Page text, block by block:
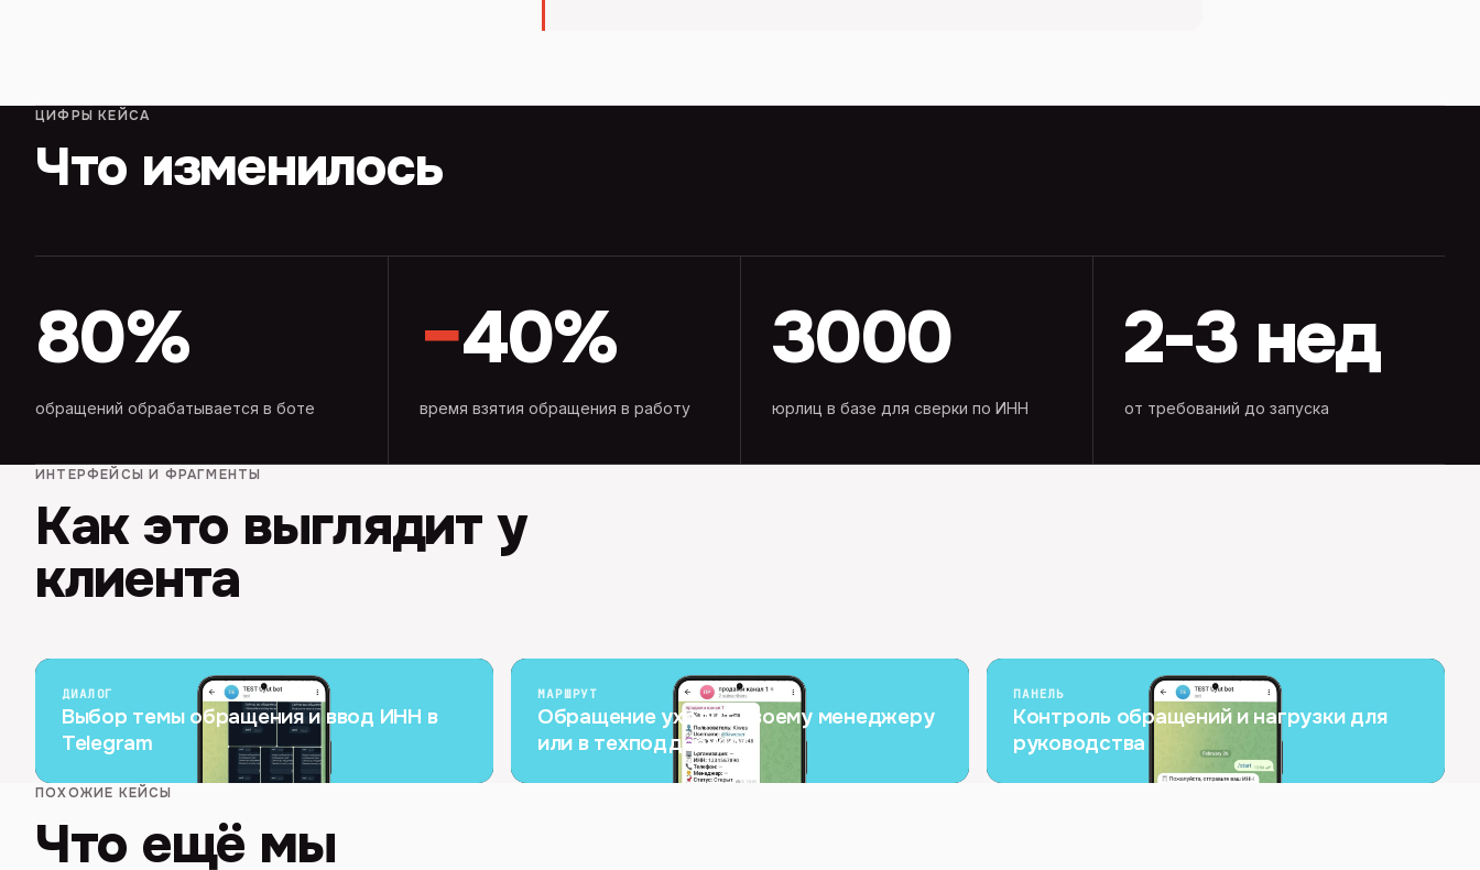
ЦИФРЫ КЕЙСА
Что изменилось
80%
обращений обрабатывается в боте
−40%
время взятия обращения в работу
3000
юрлиц в базе для сверки по ИНН
2-3 нед
от требований до запуска
ИНТЕРФЕЙСЫ И ФРАГМЕНТЫ
Как это выглядит у
клиента
ДИАЛОГ
Выбор темы обращения и ввод ИНН в
Telegram
МАРШРУТ
Обращение уходит своему менеджеру
или в техподдержку
ПАНЕЛЬ
Контроль обращений и нагрузки для
руководства
ПОХОЖИЕ КЕЙСЫ
Что ещё мы